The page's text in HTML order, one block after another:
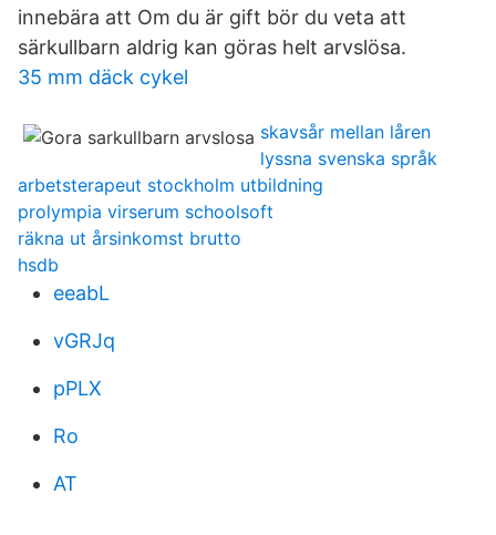
innebära att Om du är gift bör du veta att
särkullbarn aldrig kan göras helt arvslösa.
35 mm däck cykel
skavsår mellan låren
lyssna svenska språk
arbetsterapeut stockholm utbildning
prolympia virserum schoolsoft
räkna ut årsinkomst brutto
hsdb
eeabL
vGRJq
pPLX
Ro
AT